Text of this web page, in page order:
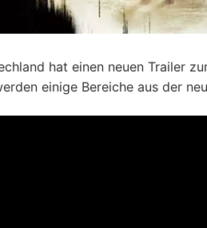
hat einen neuen Trailer
einige Bereiche aus der